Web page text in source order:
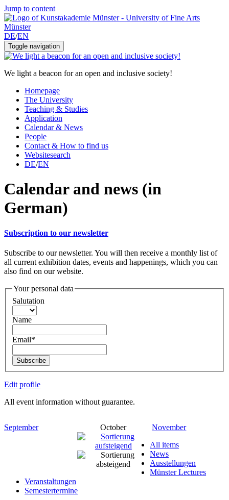
Jump to content
DE/EN
Toggle navigation
We light a beacon for an open and inclusive society!
Homepage
The University
Teaching & Studies
Application
Calendar & News
People
Contact & How to find us
Websitesearch
DE/EN
Calendar and news (in
German)
Subscription to our newsletter
Subscribe to our newsletter. You will then receive a monthly list of
all current exhibition dates, events and happenings, which you can
also find on our website.
Your personal data
Salutation
Name
Email*
Subscribe
Edit profile
All event information without guarantee.
September October
November
All items
News
Ausstellungen
Münster Lectures
Veranstaltungen
Semestertermine